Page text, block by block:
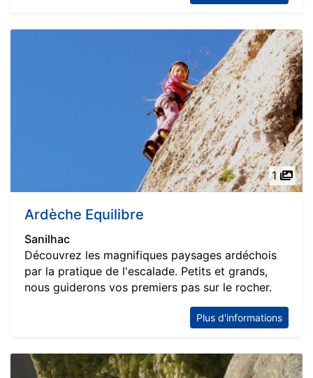
1
Ardèche Equilibre
Sanilhac
Découvrez les magnifiques paysages ardéchois
par la pratique de l'escalade. Petits et grands,
nous guiderons vos premiers pas sur le rocher.
Plus d'informations